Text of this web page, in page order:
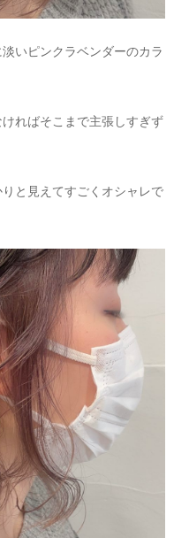
いピンクラベンダーのカラ
ればそこまで主張しすぎず
と見えてすごくオシャレで